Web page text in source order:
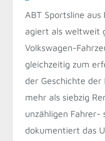
ABT Sportsline
agiert als weltweit
Volkswagen-
gleichzeitig zum
der Geschichte
mehr als siebzig
unzähligen
dokumentiert das